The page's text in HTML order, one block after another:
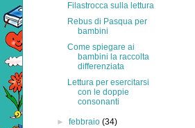
Filastrocca sulla lettura
Rebus di Pasqua per
bambini
Come spiegare ai
bambini la raccolta
differenziata
Lettura per esercitarsi
con le doppie
consonanti
►febbraio(34)